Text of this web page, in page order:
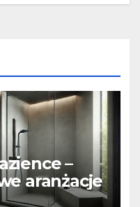
–
aranżacje